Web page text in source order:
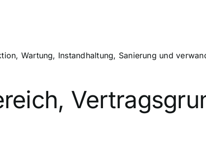
Wartung, Instandhaltung, Sanierung und